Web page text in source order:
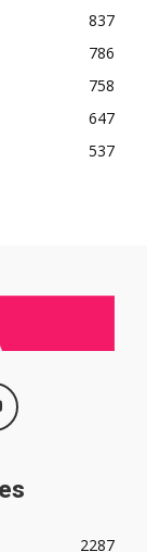
837
786
758
647
537
2287